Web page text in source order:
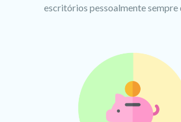
escritórios pessoalmente sempre